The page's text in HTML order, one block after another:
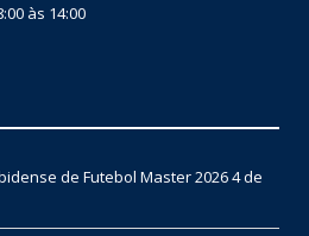
às 14:00
de Futebol Master 20264 de